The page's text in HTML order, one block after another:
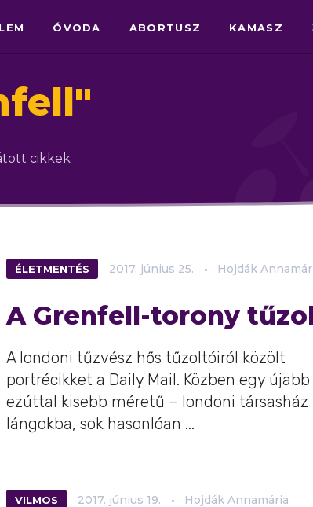
ÓVODA ABORTUSZ KAMASZ
"
cikkek
ÉLETMENTÉS 2017. június 25. Hojdák
A Grenfell-torony
A londoni tűzvész hős tűzoltóiról közölt
portrécikket a Daily Mail. Közben egy újabb
ezúttal kisebb méretű – londoni
lángokba, sok hasonlóan ...
VILMOS 2017. június 19. Hojdák Annamária